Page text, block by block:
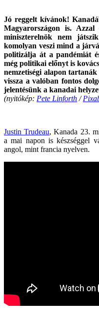
Jó reggelt kívánok!
Magyarországon is.
miniszterelnök nem
komolyan veszi mind a
politizálja át a pandémiát
még politikai előnyt is
nemzetiségi alapon
vissza a valóban fontos
jelentésünk a kanadai
(nyitókép: Pete Linforth /
Justin Trudeau, Kanada 23.
a mai napon is készséggel
angol, mint francia nyelven.